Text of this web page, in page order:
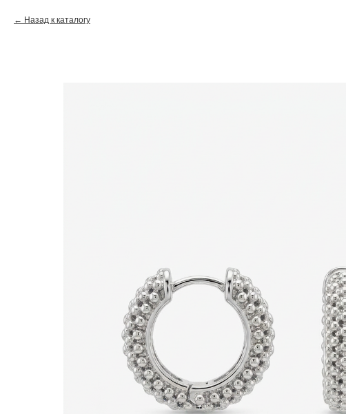
Назад к каталогу